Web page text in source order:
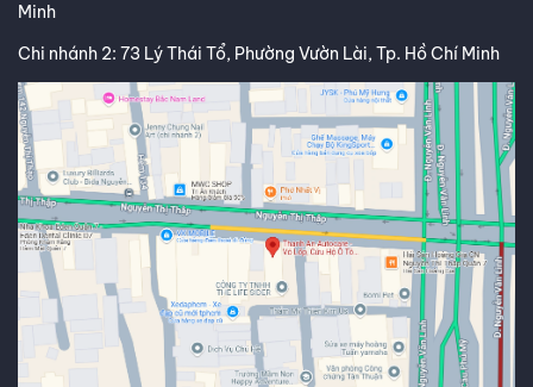
Minh
Chi nhánh 2: 73 Lý Thái Tổ, Phường Vườn Lài, Tp. Hồ Chí Minh